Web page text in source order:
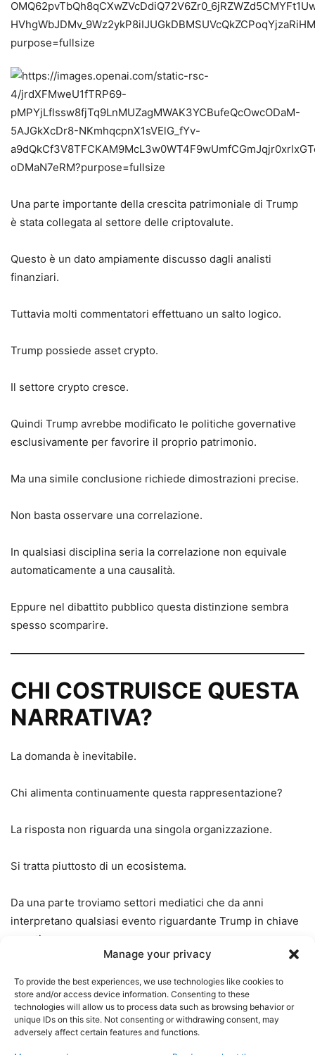
Manage your privacy
To provide the best experiences, we use technologies like cookies to
store and/or access device information. Consenting to these
technologies will allow us to process data such as browsing behavior or
unique IDs on this site. Not consenting or withdrawing consent, may
adversely affect certain features and functions.
Una parte importante della crescita patrimoniale di Trump
è stata collegata al settore delle criptovalute.
Questo è un dato ampiamente discusso dagli analisti
finanziari.
Tuttavia molti commentatori effettuano un salto logico.
Trump possiede asset crypto.
Il settore crypto cresce.
Quindi Trump avrebbe modificato le politiche governative
esclusivamente per favorire il proprio patrimonio.
Ma una simile conclusione richiede dimostrazioni precise.
Non basta osservare una correlazione.
In qualsiasi disciplina seria la correlazione non equivale
automaticamente a una causalità.
Eppure nel dibattito pubblico questa distinzione sembra
spesso scomparire.
CHI COSTRUISCE QUESTA
NARRATIVA?
La domanda è inevitabile.
Chi alimenta continuamente questa rappresentazione?
La risposta non riguarda una singola organizzazione.
Si tratta piuttosto di un ecosistema.
Da una parte troviamo settori mediatici che da anni
interpretano qualsiasi evento riguardante Trump in chiave
negativa.
Dall’altra troviamo influencer politici e commentatori che
hanno costruito gran parte della propria audience attorno
alla critica permanente dell’ex presidente.